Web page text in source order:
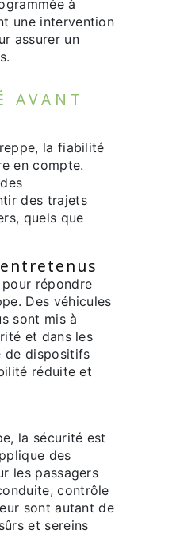
à
une intervention
assurer un
AVANT
la fiabilité
en compte.
des trajets
quels que
répondre
Des véhicules
sont mis à
et dans les
de dispositifs
réduite et
la sécurité est
des
les passagers
contrôle
sont autant de
et sereins